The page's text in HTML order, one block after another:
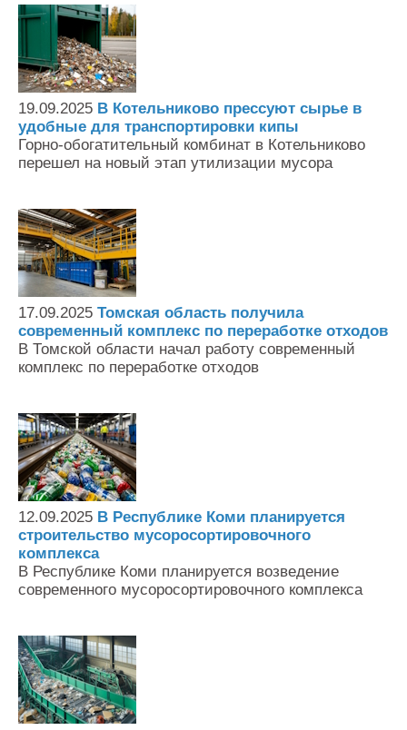
19.09.2025 В Котельниково прессуют сырье в
удобные для транспортировки кипы
Горно-обогатительный комбинат в Котельниково
перешел на новый этап утилизации мусора
17.09.2025 Томская область получила
современный комплекс по переработке отходов
В Томской области начал работу современный
комплекс по переработке отходов
12.09.2025 В Республике Коми планируется
строительство мусоросортировочного
комплекса
В Республике Коми планируется возведение
современного мусоросортировочного комплекса